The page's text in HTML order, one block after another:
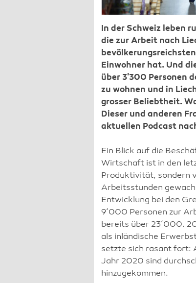
In der Schweiz leben
die zur Arbeit nach
Einwohner hat. Und
über 3'300 Personen
zu wohnen und in
grosser Beliebtheit.
Dieser und anderen
aktuellen Podcast
Ein Blick auf die
Wirtschaft ist in den
Produktivität, sondern
Arbeitsstunden
Entwicklung bei den
9‘000 Personen zur
bereits über 23‘000.
als inländische
setzte sich rasant fort:
Jahr 2020 sind
hinzugekommen.